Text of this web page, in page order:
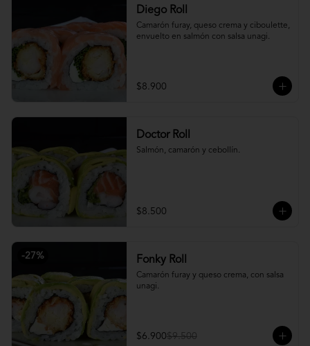
Diego Roll
Camarón furay, queso crema y ciboulette,
envuelto en salmón con salsa unagi.
$8.900
Doctor Roll
Salmón, camarón y cebollín.
$8.500
-27% Fonky Roll
Camarón furay y queso crema, con salsa
unagi.
$6.900$9.500